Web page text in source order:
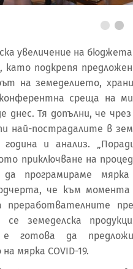
увеличение на
като подкрепя
на земеделието,
среща на
днес. Тя допълни, че
най-пострадалите в
и анализ.
приключване на
програмираме мярка
че към момента
преработвателните
се земеделска
готова да
мярка COVID-19.